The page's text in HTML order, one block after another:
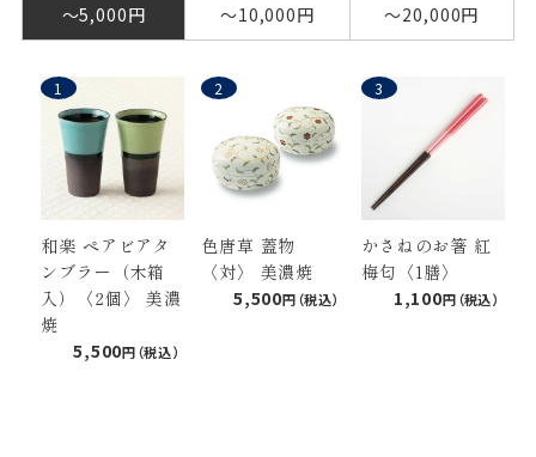
〜5,000円 〜10,000円 〜20,000円
和楽 ペアビアタ
ンブラー（木箱
入）〈2個〉 美濃
焼
5,500
色唐草 蓋物
〈対〉 美濃焼
5,500
かさねのお箸 紅
梅匂〈1膳〉
1,100